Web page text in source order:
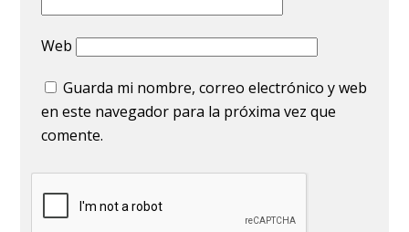
Web
Guarda mi nombre, correo electrónico y web
en este navegador para la próxima vez que
comente.